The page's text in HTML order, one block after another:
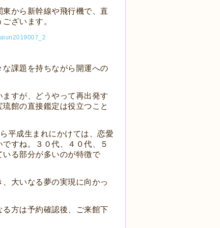
から新幹線や飛行機で、直
ざいます。
課題を持ちながら開運への
すが、どうやって再出発す
館の直接鑑定は役立つこと
平成生まれにかけては、恋愛
すね。３０代、４０代、５
る部分が多いのが特徴で
、大いなる夢の実現に向かっ
方は予約確認後、ご来館下